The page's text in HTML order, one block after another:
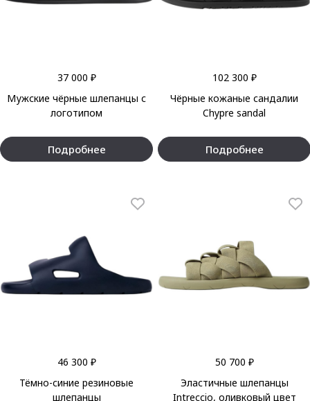
37 000 ₽
Мужские чёрные шлепанцы с
логотипом
Подробнее
102 300 ₽
Чёрные кожаные сандалии
Chypre sandal
Подробнее
46 300 ₽
Тёмно-синие резиновые
шлепанцы
50 700 ₽
Эластичные шлепанцы
Intreccio, оливковый цвет